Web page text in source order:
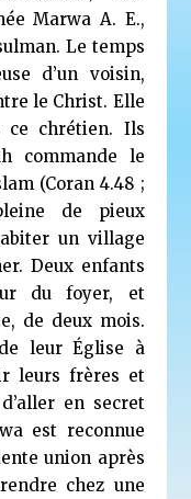
Marwa A. E.,
Le temps
d’un voisin,
le Christ. Elle
ce chrétien. Ils
commande le
(Coran 4.48 ;
de pieux
un village
Deux enfants
du foyer, et
de deux mois.
leur Église à
leurs frères et
en secret
est reconnue
union après
chez une